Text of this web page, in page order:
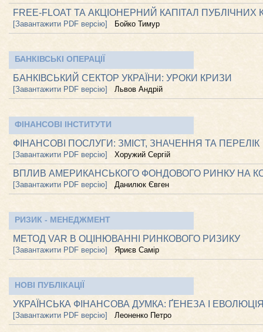
FREE-FLOAT ТА АКЦІОНЕРНИЙ КАПІТАЛ ПУБЛІЧНИХ
[Завантажити PDF версію] Бойко Тимур
БАНКІВСЬКІ ОПЕРАЦІЇ
БАНКІВСЬКИЙ СЕКТОР УКРАЇНИ: УРОКИ КРИЗИ
[Завантажити PDF версію] Львов Андрій
ФІНАНСОВІ ІНСТИТУТИ
ФІНАНСОВІ ПОСЛУГИ: ЗМІСТ, ЗНАЧЕННЯ ТА ПЕРЕЛІК
[Завантажити PDF версію] Хоружий Сергій
ВПЛИВ АМЕРИКАНСЬКОГО ФОНДОВОГО РИНКУ НА
[Завантажити PDF версію] Данилюк Євген
РИЗИК - МЕНЕДЖМЕНТ
МЕТОД VAR В ОЦІНЮВАННІ РИНКОВОГО РИЗИКУ
[Завантажити PDF версію] Яриєв Самір
НОВІ ПУБЛІКАЦІЇ
УКРАЇНСЬКА ФІНАНСОВА ДУМКА: ҐЕНЕЗА І
[Завантажити PDF версію] Леоненко Петро